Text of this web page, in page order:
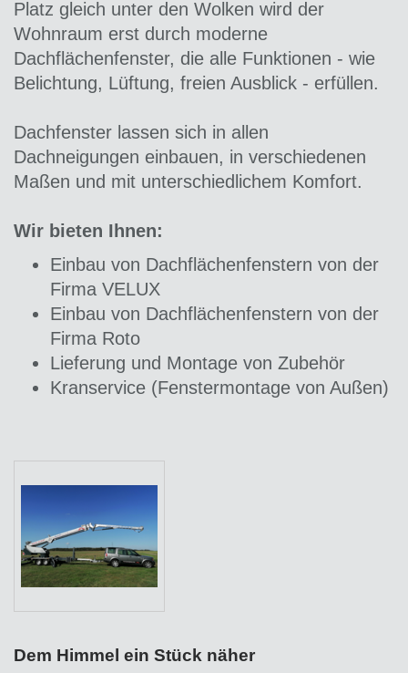
Platz gleich unter den Wolken wird der
Wohnraum erst durch moderne
Dachflächenfenster, die alle Funktionen - wie
Belichtung, Lüftung, freien Ausblick - erfüllen.
Dachfenster lassen sich in allen
Dachneigungen einbauen, in verschiedenen
Maßen und mit unterschiedlichem Komfort.
Wir bieten Ihnen:
Einbau von Dachflächenfenstern von der
Firma VELUX
Einbau von Dachflächenfenstern von der
Firma Roto
Lieferung und Montage von Zubehör
Kranservice (Fenstermontage von Außen)
Dem Himmel ein Stück näher